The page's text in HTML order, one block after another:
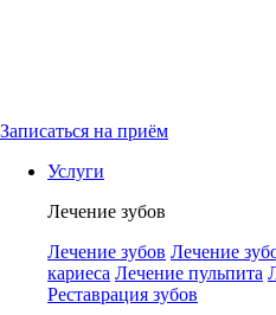
Записаться на приём
Услуги
Лечение зубов
Лечение зубов Лечение
кариеса Лечение пульпита
Реставрация зубов